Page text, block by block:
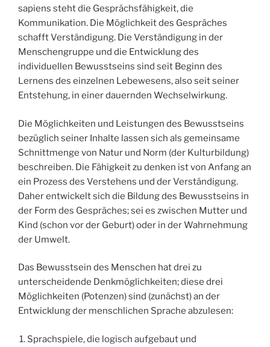
sapiens steht die Gesprächsfähigkeit, die
Kommunikation. Die Möglichkeit des Gespräches
schafft Verständigung. Die Verständigung in der
Menschengruppe und die Entwicklung des
individuellen Bewusstseins sind seit Beginn des
Lernens des einzelnen Lebewesens, also seit seiner
Entstehung, in einer dauernden Wechselwirkung.
Die Möglichkeiten und Leistungen des Bewusstseins
bezüglich seiner Inhalte lassen sich als gemeinsame
Schnittmenge von Natur und Norm (der Kulturbildung)
beschreiben. Die Fähigkeit zu denken ist von Anfang an
ein Prozess des Verstehens und der Verständigung.
Daher entwickelt sich die Bildung des Bewusstseins in
der Form des Gespräches; sei es zwischen Mutter und
Kind (schon vor der Geburt) oder in der Wahrnehmung
der Umwelt.
Das Bewusstsein des Menschen hat drei zu
unterscheidende Denkmöglichkeiten; diese drei
Möglichkeiten (Potenzen) sind (zunächst) an der
Entwicklung der menschlichen Sprache abzulesen:
Sprachspiele, die logisch aufgebaut und